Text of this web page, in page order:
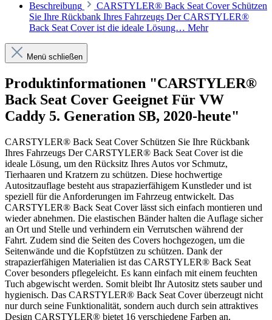
Beschreibung
CARSTYLER® Back Seat Cover Schützen
Sie Ihre Rückbank Ihres Fahrzeugs Der CARSTYLER®
Back Seat Cover ist die ideale Lösung… Mehr
Menü schließen
Produktinformationen "CARSTYLER®
Back Seat Cover Geeignet Für VW
Caddy 5. Generation SB, 2020-heute"
CARSTYLER® Back Seat Cover Schützen Sie Ihre Rückbank
Ihres Fahrzeugs Der CARSTYLER® Back Seat Cover ist die
ideale Lösung, um den Rücksitz Ihres Autos vor Schmutz,
Tierhaaren und Kratzern zu schützen. Diese hochwertige
Autositzauflage besteht aus strapazierfähigem Kunstleder und ist
speziell für die Anforderungen im Fahrzeug entwickelt. Das
CARSTYLER® Back Seat Cover lässt sich einfach montieren und
wieder abnehmen. Die elastischen Bänder halten die Auflage sicher
an Ort und Stelle und verhindern ein Verrutschen während der
Fahrt. Zudem sind die Seiten des Covers hochgezogen, um die
Seitenwände und die Kopfstützen zu schützen. Dank der
strapazierfähigen Materialien ist das CARSTYLER® Back Seat
Cover besonders pflegeleicht. Es kann einfach mit einem feuchten
Tuch abgewischt werden. Somit bleibt Ihr Autositz stets sauber und
hygienisch. Das CARSTYLER® Back Seat Cover überzeugt nicht
nur durch seine Funktionalität, sondern auch durch sein attraktives
Design CARSTYLER® bietet 16 verschiedene Farben an.